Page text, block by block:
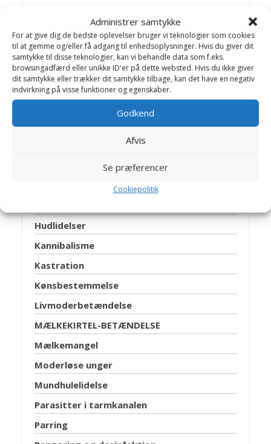
Administrer samtykke
For at give dig de bedste oplevelser bruger vi teknologier som cookies
til at gemme og/eller få adgang til enhedsoplysninger. Hvis du giver dit
samtykke til disse teknologier, kan vi behandle data som f.eks.
browsingadfærd eller unikke ID'er på dette websted. Hvis du ikke giver
dit samtykke eller trækker dit samtykke tilbage, kan det have en negativ
indvirkning på visse funktioner og egenskaber.
Godkend
Afvis
Se præferencer
Cookiepolitik
ABC i rigtig pleje
Abort
Burindretning
Endetarmsfremfald
Hudlidelser
Kannibalisme
Kastration
Kønsbestemmelse
Livmoderbetændelse
MÆLKEKIRTEL-BETÆNDELSE
Mælkemangel
Moderløse unger
Mundhulelidelse
Parasitter i tarmkanalen
Parring